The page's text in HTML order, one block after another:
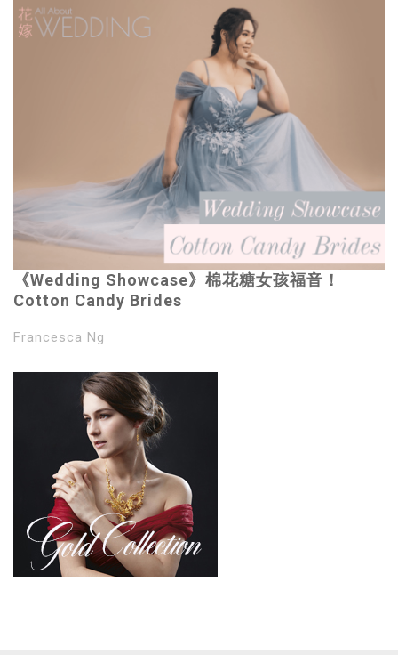
《Wedding Showcase》棉花糖女孩福音！
Cotton Candy Brides
Francesca Ng